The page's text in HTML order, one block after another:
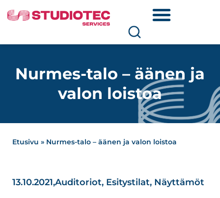
Nurmes-talo – äänen ja
valon loistoa
Etusivu » Nurmes-talo – äänen ja valon loistoa
13.10.2021,Auditoriot, Esitystilat, Näyttämöt